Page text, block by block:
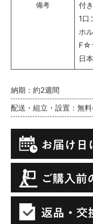
納期：約2週間
配送・組立・設置：無
備考
付
1口
ホ
日